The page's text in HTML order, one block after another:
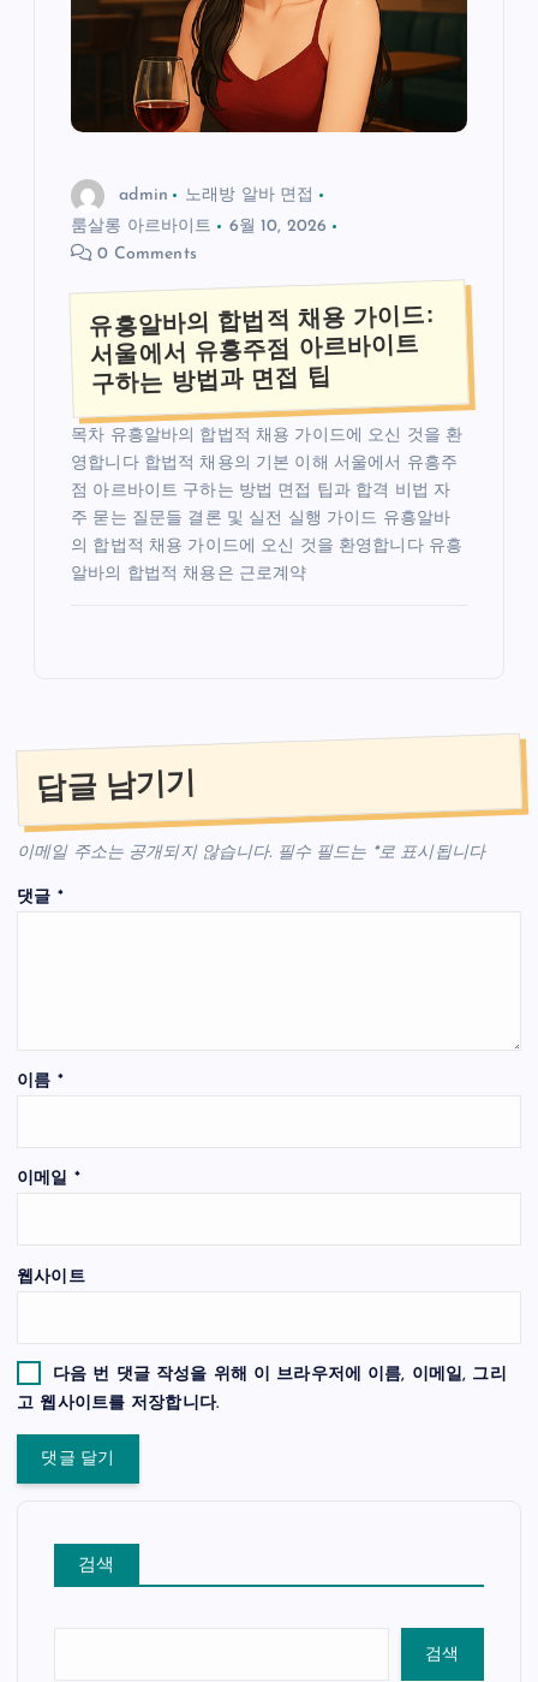
admin
노래방 알바 면접
룸살롱 아르바이트
6월 10, 2026
0 Comments
유흥알바의 합법적 채용 가이드:
서울에서 유흥주점 아르바이트
구하는 방법과 면접 팁
목차 유흥알바의 합법적 채용 가이드에 오신 것을 환
영합니다 합법적 채용의 기본 이해 서울에서 유흥주
점 아르바이트 구하는 방법 면접 팁과 합격 비법 자
주 묻는 질문들 결론 및 실전 실행 가이드 유흥알바
의 합법적 채용 가이드에 오신 것을 환영합니다 유흥
알바의 합법적 채용은 근로계약
답글 남기기
이메일 주소는 공개되지 않습니다. 필수 필드는 *로 표시됩니다
댓글 *
이름 *
이메일 *
웹사이트
다음 번 댓글 작성을 위해 이 브라우저에 이름, 이메일, 그리
고 웹사이트를 저장합니다.
검색
검색